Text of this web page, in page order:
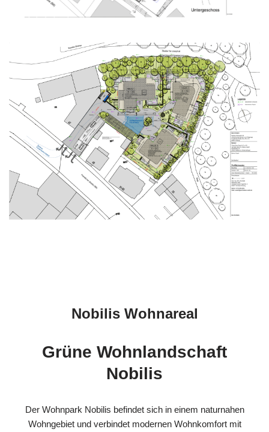
Nobilis Wohnareal
Grüne Wohnlandschaft
Nobilis
Der Wohnpark Nobilis befindet sich in einem naturnahen
Wohngebiet und verbindet modernen Wohnkomfort mit